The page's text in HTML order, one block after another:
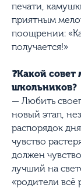
печати,
приятным
поощрении:
получается!»
❓Какой
школьников?
— Любить
новый этап,
распорядок
чувство
должен
лучший на
«родители всё